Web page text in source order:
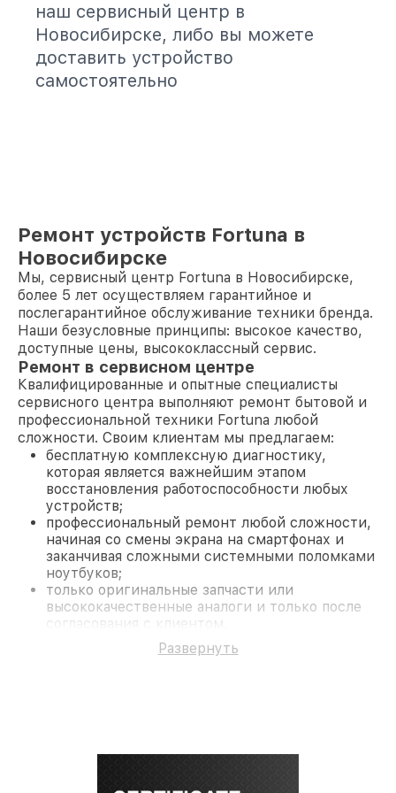
наш сервисный центр в
Новосибирске, либо вы можете
доставить устройство
самостоятельно
Ремонт устройств Fortuna в
Новосибирске
Мы, сервисный центр Fortuna в Новосибирске,
более 5 лет осуществляем гарантийное и
послегарантийное обслуживание техники бренда.
Наши безусловные принципы: высокое качество,
доступные цены, высококлассный сервис.
Ремонт в сервисном центре
Квалифицированные и опытные специалисты
сервисного центра выполняют ремонт бытовой и
профессиональной техники Fortuna любой
сложности. Своим клиентам мы предлагаем:
бесплатную комплексную диагностику,
которая является важнейшим этапом
восстановления работоспособности любых
устройств;
профессиональный ремонт любой сложности,
начиная со смены экрана на смартфонах и
заканчивая сложными системными поломками
ноутбуков;
только оригинальные запчасти или
высококачественные аналоги и только после
согласования с клиентом.
На все работы и замененные комплектующие
предоставляется длительная гарантия. В случае
Развернуть